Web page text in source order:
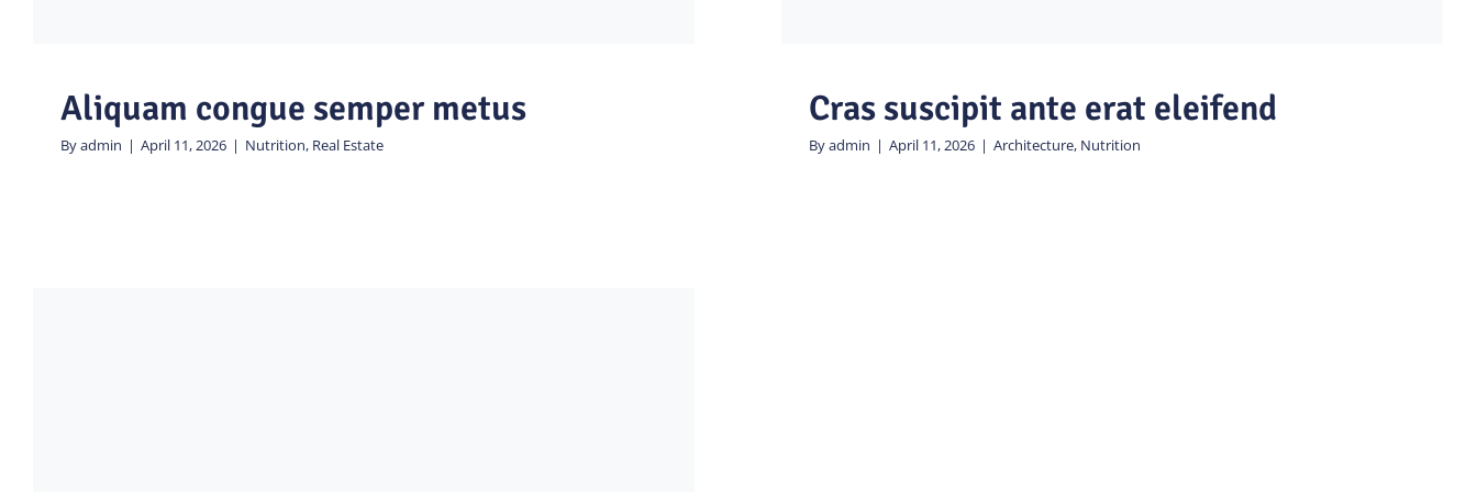
Aliquam congue semper metus
Byadmin | April 11, 2026 | Nutrition, Real Estate
Cras suscipit ante erat eleifend
Byadmin | April 11, 2026 | Architecture, Nutrition